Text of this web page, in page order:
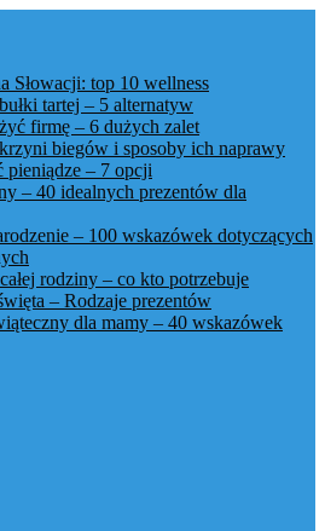
Słowacji: top 10 wellness
tartej – 5 alternatyw
firmę – 6 dużych zalet
biegów i sposoby ich naprawy
pieniądze – 7 opcji
– 40 idealnych prezentów dla
– 100 wskazówek dotyczących
rodziny – co kto potrzebuje
– Rodzaje prezentów
dla mamy – 40 wskazówek